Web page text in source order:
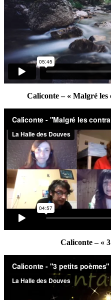
Caliconte – « Malgré
Caliconte – «